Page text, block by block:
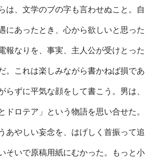
は、文学のブの字も言わせぬこと。自
にあったとき、心から欲しいと思った
報なりを、事実、主人公が受けとった
。これは楽しみながら書かねば損であ
らずに平気な顔をして書こう。男は、
ドロテア」という物語を思い合せた。
あやしい妄念を、はげしく首振って追
そいで原稿用紙にむかった。もっと小